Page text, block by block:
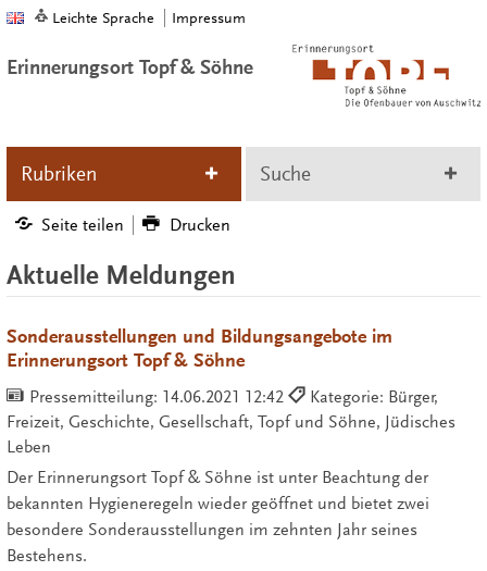
Leichte Sprache Impressum
Erinnerungsort Topf & Söhne
Rubriken Suche
Seite teilen Drucken
Aktuelle Meldungen
Sonderausstellungen und Bildungsangebote im
Erinnerungsort Topf & Söhne
Pressemitteilung: 14.06.2021 12:42
Kategorie: Bürger,
Freizeit, Geschichte, Gesellschaft, Topf und Söhne, Jüdisches
Leben
Der Erinnerungsort Topf & Söhne ist unter Beachtung der
bekannten Hygieneregeln wieder geöffnet und bietet zwei
besondere Sonderausstellungen im zehnten Jahr seines
Bestehens.